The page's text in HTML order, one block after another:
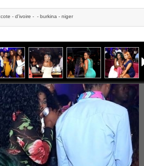
- d'ivoire - - burkina - niger